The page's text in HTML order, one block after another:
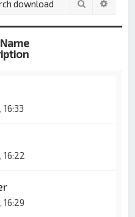
Buscar
16:33
16:22
16:29